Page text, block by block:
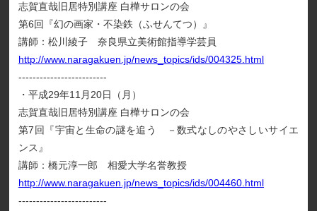
志賀直哉旧居特別講座 白樺サロンの会
第6回『幻の画家・不染鉄（ふせんてつ）』
講師：松川綾子 奈良県立美術館指導学芸員
http://www.naragakuen.jp/news_topics/ids/004325.html
-------------------------
・平成29年11月20日（月）
志賀直哉旧居特別講座 白樺サロンの会
第7回『宇宙と生命の謎を追う －数式なしのやさしいサイエ
ンス』
講師：橋元淳一郎 相愛大学名誉教授
http://www.naragakuen.jp/news_topics/ids/004460.html
-------------------------